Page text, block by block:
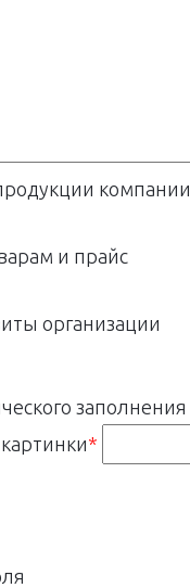
компании
и прайс
организации
заполнения
*